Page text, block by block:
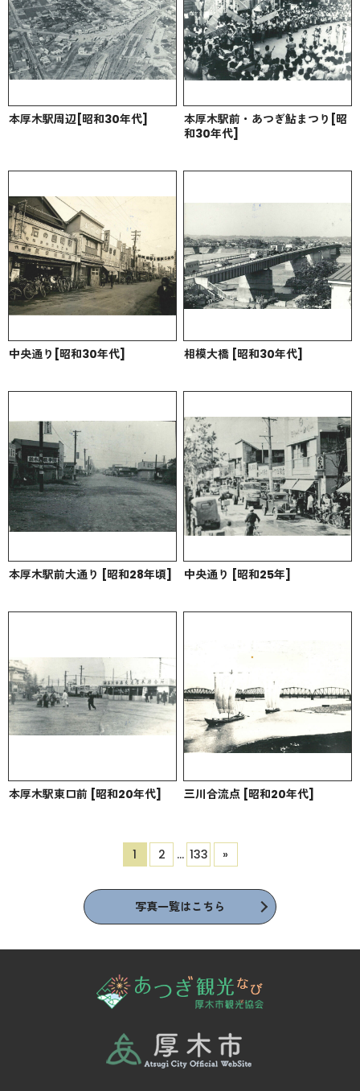
本厚木駅周辺[昭和30年代]
本厚木駅前・あつぎ鮎まつり[昭
和30年代]
中央通り[昭和30年代] 相模大橋 [昭和30年代]
本厚木駅前大通り [昭和28年頃] 中央通り [昭和25年]
本厚木駅東口前 [昭和20年代] 三川合流点 [昭和20年代]
1 2 … 133 »
写真一覧はこちら